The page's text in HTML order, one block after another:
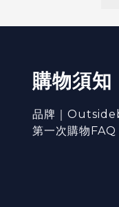
購物須知
品牌｜
第一次購物FAQ